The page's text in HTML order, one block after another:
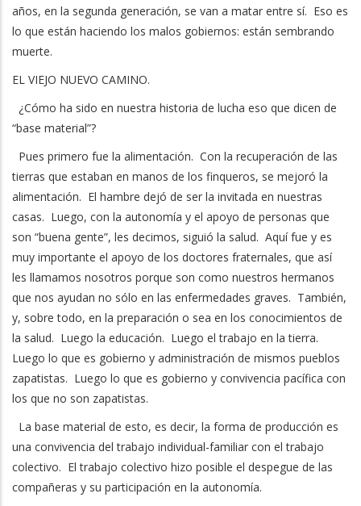
años, en la segunda generación, se van a matar entre sí. Eso es
lo que están haciendo los malos gobiernos: están sembrando
muerte.
EL VIEJO NUEVO CAMINO.
¿Cómo ha sido en nuestra historia de lucha eso que dicen de
“base material”?
Pues primero fue la alimentación. Con la recuperación de las
tierras que estaban en manos de los finqueros, se mejoró la
alimentación. El hambre dejó de ser la invitada en nuestras
casas. Luego, con la autonomía y el apoyo de personas que
son “buena gente”, les decimos, siguió la salud. Aquí fue y es
muy importante el apoyo de los doctores fraternales, que así
les llamamos nosotros porque son como nuestros hermanos
que nos ayudan no sólo en las enfermedades graves. También,
y, sobre todo, en la preparación o sea en los conocimientos de
la salud. Luego la educación. Luego el trabajo en la tierra.
Luego lo que es gobierno y administración de mismos pueblos
zapatistas. Luego lo que es gobierno y convivencia pacífica con
los que no son zapatistas.
La base material de esto, es decir, la forma de producción es
una convivencia del trabajo individual-familiar con el trabajo
colectivo. El trabajo colectivo hizo posible el despegue de las
compañeras y su participación en la autonomía.